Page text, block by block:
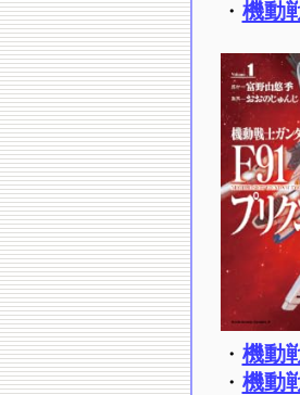
・ 機動
・ 機動
・ 機動